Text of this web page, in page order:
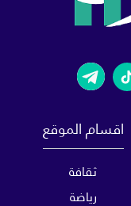
اقسام الموقع
ثقافة
رياضة